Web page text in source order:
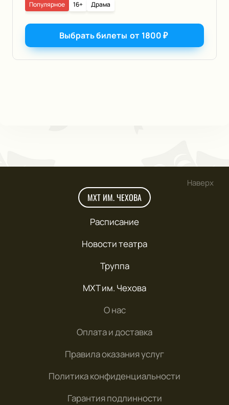
16+ Драма
Популярное
Выбрать билеты от 1800₽
Наверх
МХТ ИМ. ЧЕХОВА
Расписание
Новости театра
Труппа
МХТ им. Чехова
О нас
Оплата и доставка
Правила оказания услуг
Политика конфиденциальности
Гарантия подлинности